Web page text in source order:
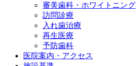
審美歯科・ホワイトニング
訪問診療
入れ歯治療
再生医療
予防歯科
医院案内・アクセス